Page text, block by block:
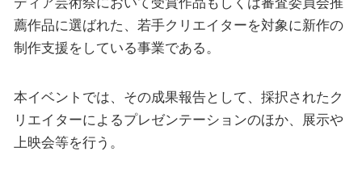
薦作品に選ばれた、若手クリエイターを対象に新作の
制作支援をしている事業である。
本イベントでは、その成果報告として、採択されたク
リエイターによるプレゼンテーションのほか、展示や
上映会等を行う。